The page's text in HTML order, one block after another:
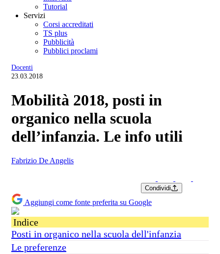
Tutorial
Servizi
Corsi accreditati
TS plus
Pubblicità
Pubblici proclami
Docenti
23.03.2018
Mobilità 2018, posti in
organico nella scuola
dell’infanzia. Le info utili
Fabrizio De Angelis
Condividi
Aggiungi come fonte preferita su Google
Indice
Posti in organico nella scuola dell'infanzia
Le preferenze